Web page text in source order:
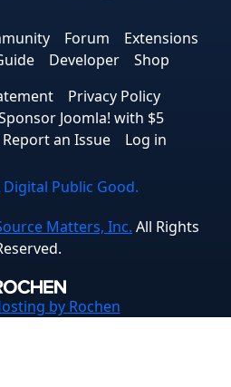
Forum
Extensions
Developer
Shop
Privacy Policy
Joomla! with $5
Report an Issue Log in
Digital Public Good.
Matters, Inc. All Rights
by Rochen